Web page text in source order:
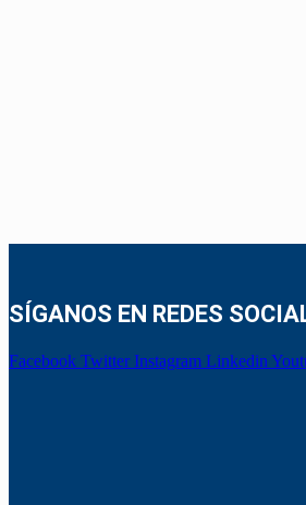
SÍGANOS EN REDES
Facebook Twitter Instagram Linkedin